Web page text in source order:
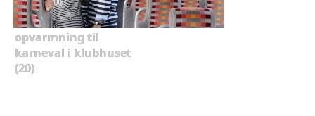
opvarmning til
karneval i klubhuset
(20)